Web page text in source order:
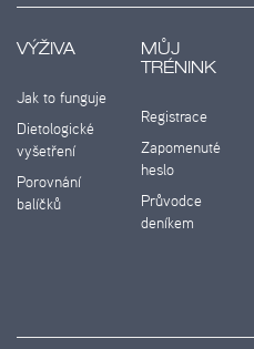
VÝŽIVA
Jak to funguje
Dietologické
vyšetření
Porovnání
balíčků
MŮJ
TRÉNINK
Registrace
Zapomenuté
heslo
Průvodce
deníkem